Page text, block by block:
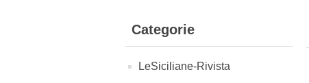
Categorie
LeSiciliane-Rivista